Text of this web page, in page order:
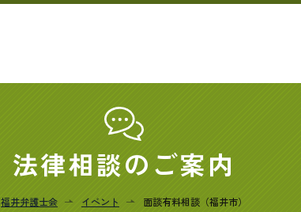
法律相談のご案内
福井弁護士会 イベント 面談有料相談（福井市）